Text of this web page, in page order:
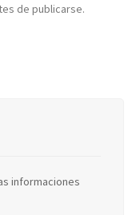
de publicarse.
informaciones